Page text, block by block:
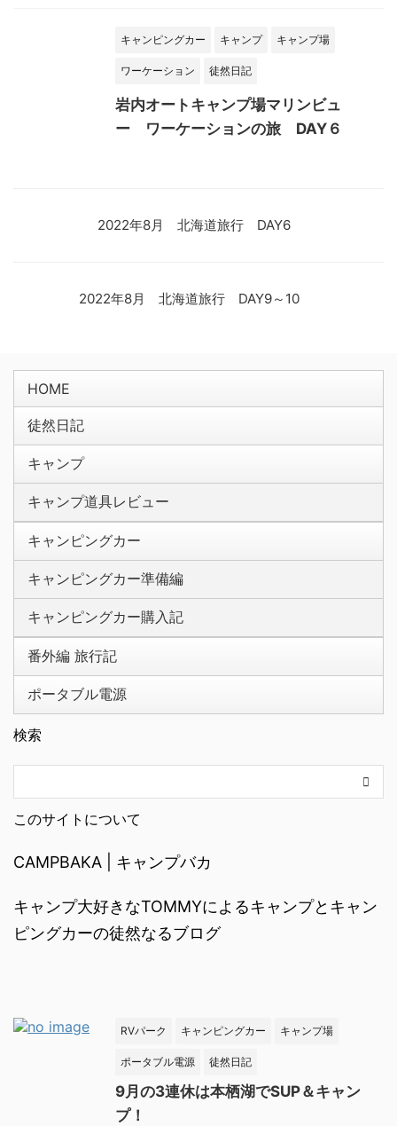
キャンピングカー キャンプ キャンプ場
ワーケーション 徒然日記
岩内オートキャンプ場マリンビュ
ー ワーケーションの旅 DAY６
2022年8月 北海道旅行 DAY6
2022年8月 北海道旅行 DAY9～10
HOME
徒然日記
キャンプ
キャンプ道具レビュー
キャンピングカー
キャンピングカー準備編
キャンピングカー購入記
番外編 旅行記
ポータブル電源
検索
このサイトについて
CAMPBAKA | キャンプバカ
キャンプ大好きなTOMMYによるキャンプとキャン
ピングカーの徒然なるブログ
RVパーク キャンピングカー キャンプ場
ポータブル電源 徒然日記
9月の3連休は本栖湖でSUP＆キャン
プ！